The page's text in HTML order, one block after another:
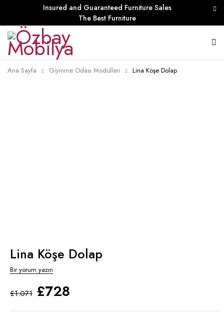
Insured and Guaranteed Furniture Sales
The Best Furniture
Ana Sayfa Giyinme Odası Modülleri Lina Köşe Dolap
Lina Köşe Dolap
Bir yorum yazın
£1.071 £728